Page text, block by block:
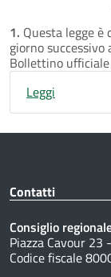
1. Questa legge
giorno successivo
Bollettino ufficiale
Leggi
Contatti
Consiglio
Piazza Cavour
Codice fiscale